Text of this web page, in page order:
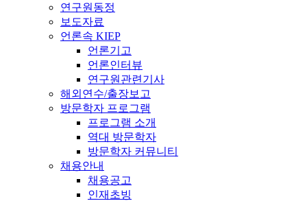
연구원동정
보도자료
언론속 KIEP
언론기고
언론인터뷰
연구원관련기사
해외연수/출장보고
방문학자 프로그램
프로그램 소개
역대 방문학자
방문학자 커뮤니티
채용안내
채용공고
인재초빙